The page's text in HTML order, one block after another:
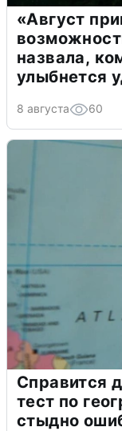
«Август
назвала,
улыбнется
8 августа 60
Справится
тест по
стыдно